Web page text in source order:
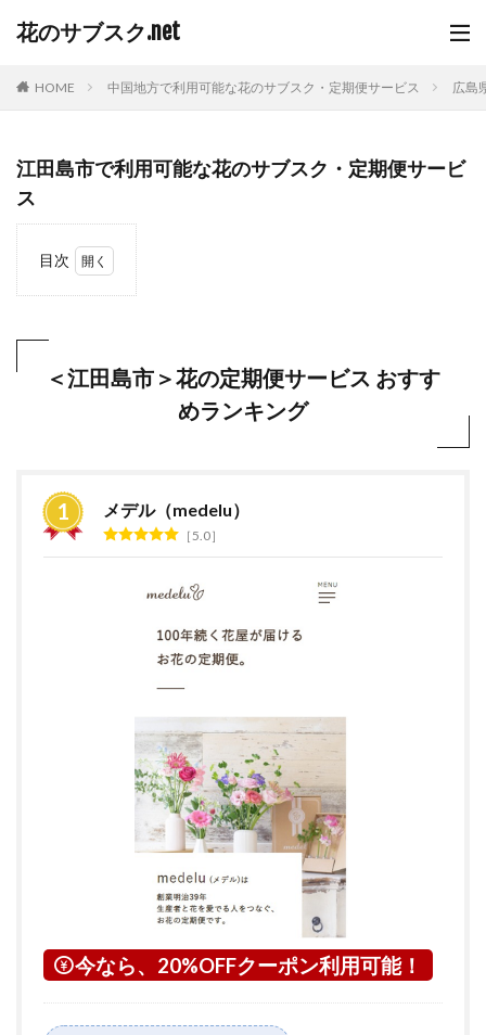
花のサブスク.net
HOME 中国地方で利用可能な花のサブスク・定期便サービス 広島
江田島市で利用可能な花のサブスク・定期便サービ
ス
目次
定期
ラン
キン
島市
につ
いて
＜江田島市＞花の定期便サービス おすす
めランキング
メデル（medelu）
5.0
今なら、20%OFFクーポン利用可能！